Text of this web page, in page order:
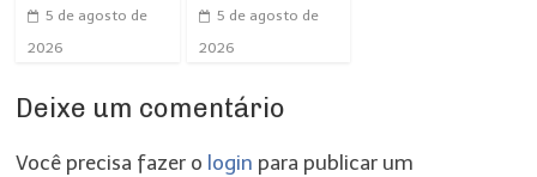
5 de agosto de
2026
5 de agosto de
2026
Deixe um comentário
Você precisa fazer o login para publicar um